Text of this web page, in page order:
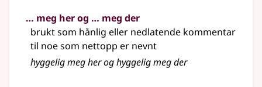
… meg her og … meg der
brukt som hånlig eller nedlatende kommentar
til noe som nettopp er nevnt
hyggelig megherog hyggelig meg der